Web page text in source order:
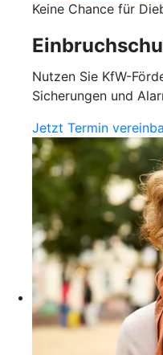
Keine Chance für
Nutzen Sie KfW-
Sicherungen und
Jetzt Termin